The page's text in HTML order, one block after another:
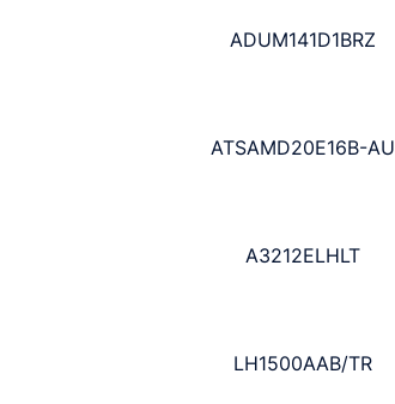
ADUM141D1BRZ
ATSAMD20E16B-AU
A3212ELHLT
LH1500AAB/TR